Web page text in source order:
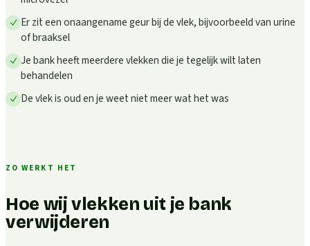
Er zit een onaangename geur bij de vlek, bijvoorbeeld van urine
of braaksel
Je bank heeft meerdere vlekken die je tegelijk wilt laten
behandelen
De vlek is oud en je weet niet meer wat het was
ZO WERKT HET
Hoe wij vlekken uit je bank
verwijderen